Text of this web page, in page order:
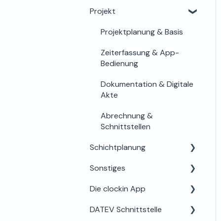
Archivierung
Funktionen einstellen
Mobilgeräte & Terminals
Schnittstellen
Abo
Projekt
Projektplanung & Basis
Zeiterfassung & App-
Bedienung
Dokumentation & Digitale
Akte
Abrechnung &
Schnittstellen
Schichtplanung
Für Admins & Planer
Für Mitarbeiter
Sonstiges
Unternehmen & Vertrag
Zusatzfunktionen &
Die clockin App
Login & Zugang
DATEV Schnittstelle